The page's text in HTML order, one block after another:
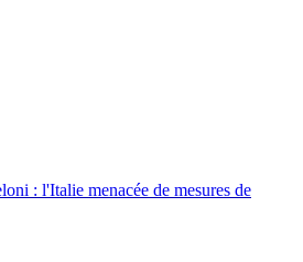
: l'Italie menacée de mesures de